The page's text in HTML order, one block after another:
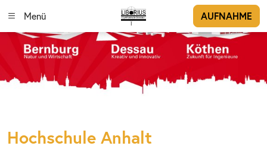
Menü AUFNAHME
Hochschule Anhalt